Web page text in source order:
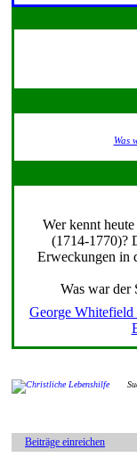
Was
Wer kennt
(1714-1770)?
Erweckungen in
Was war der
George
Beiträge einreichen